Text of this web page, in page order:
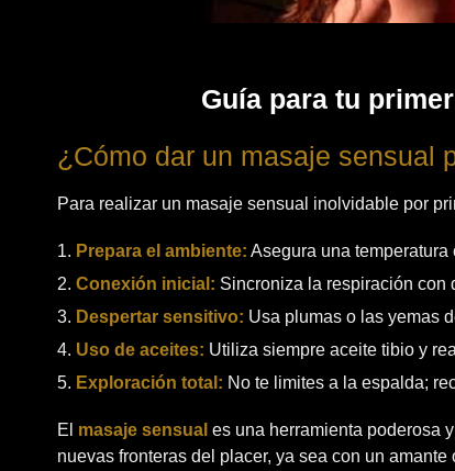
Guía para tu
¿Cómo dar un masaje sensual
Para realizar un masaje sensual inolvidable por
Prepara el ambiente: Asegura una
Conexión inicial: Sincroniza la respiración con
Despertar sensitivo: Usa plumas o las yemas
Uso de aceites: Utiliza siempre aceite tibio y
Exploración total: No te limites a la espalda;
El masaje sensual es una herramienta poderosa
nuevas fronteras del placer, ya sea con un